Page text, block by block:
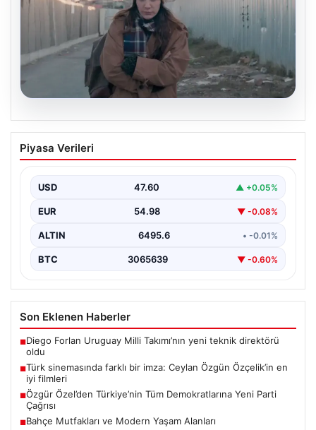
05.08.2026
Türk sinemasında farklı bir imza: Ceylan
Özgün Özçelik’in en iyi filmleri
Piyasa Verileri
USD 47.60 ▲ +0.05%
EUR 54.98 ▼ -0.08%
ALTIN 6495.6 • -0.01%
BTC 3065639 ▼ -0.60%
Son Eklenen Haberler
■Diego Forlan Uruguay Milli Takımı’nın yeni teknik direktörü
oldu
■Türk sinemasında farklı bir imza: Ceylan Özgün Özçelik’in en
iyi filmleri
■Özgür Özel’den Türkiye’nin Tüm Demokratlarına Yeni Parti
Çağrısı
■Bahçe Mutfakları ve Modern Yaşam Alanları